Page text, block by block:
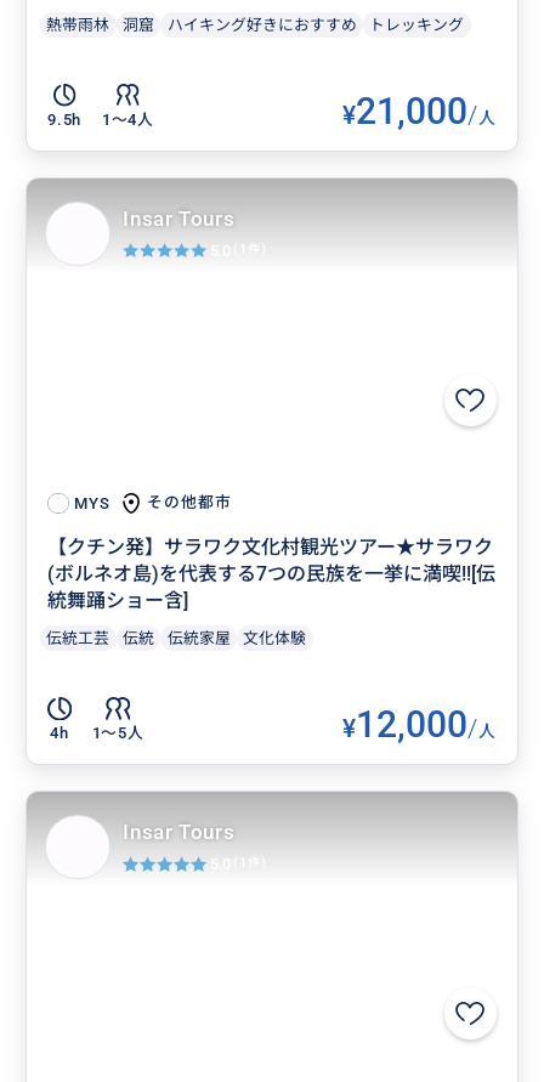
熱帯雨林 洞窟 ハイキング好きにおすすめ トレッキング
9.5h 1〜4人 ¥21,000/人
MYS その他都市
【クチン発】サラワク文化村観光ツアー★サラワク
(ボルネオ島)を代表する7つの民族を一挙に満喫!![伝
統舞踊ショー含]
伝統工芸 伝統 伝統家屋 文化体験
4h 1〜5人 ¥12,000/人
Insar Tours
5.0
Insar Tours
5.0